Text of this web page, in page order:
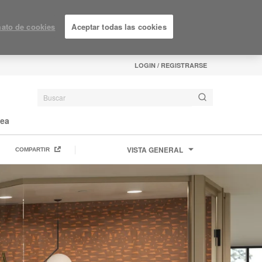
LOGIN / REGISTRARSE
VISTA GENERAL
COMPARTIR
de cookies Aceptar todas las cookies